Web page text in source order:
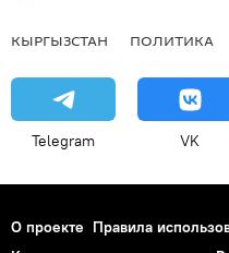
КЫРГЫЗСТАН ПОЛИТИКА
Telegram VK
О проекте Правила